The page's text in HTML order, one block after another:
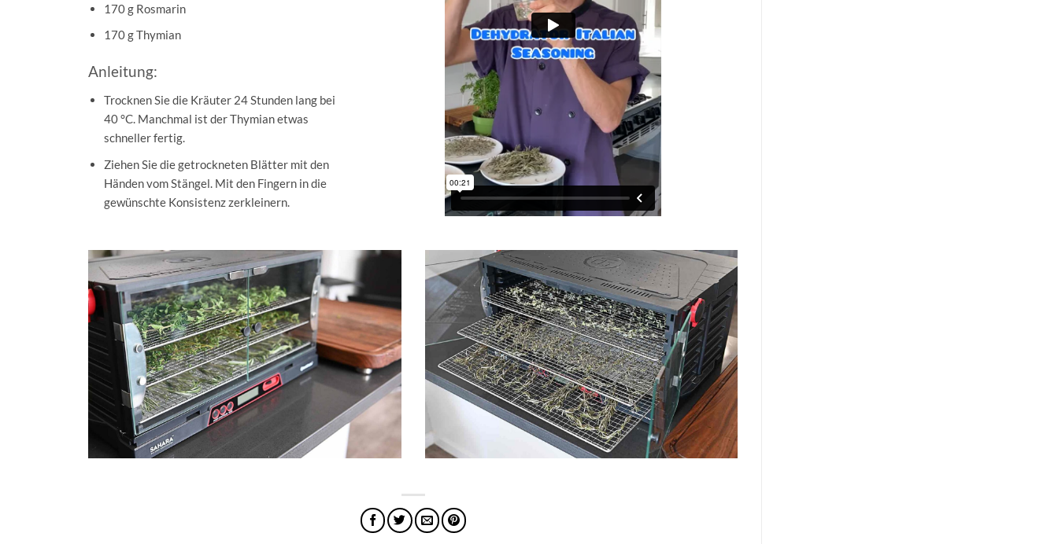
170 g Rosmarin
170 g Thymian
Anleitung:
Trocknen Sie die Kräuter 24 Stunden lang bei
40 °C. Manchmal ist der Thymian etwas
schneller fertig.
Ziehen Sie die getrockneten Blätter mit den
Händen vom Stängel. Mit den Fingern in die
gewünschte Konsistenz zerkleinern.